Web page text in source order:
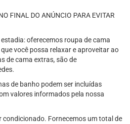
FINAL DO ANÚNCIO PARA EVITAR
oferecemos roupa de cama
você possa relaxar e aproveitar ao
de cama extras, são de
de banho podem ser incluídas
valores informados pela nossa
condicionado. Fornecemos um total de